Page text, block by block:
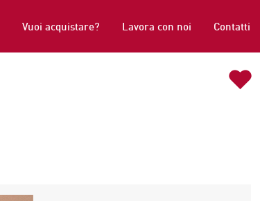
Vuoi acquistare? Lavora con noi Contatti